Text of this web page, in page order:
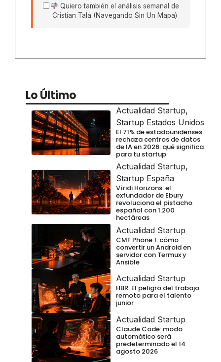
Quiero también el análisis semanal de
Cristian Tala (Navegando Sin Un Mapa)
Lo Último
Actualidad Startup,
Startup Estados Unidos
El 71% de estadounidenses
rechaza centros de datos
de IA en 2026: qué significa
para tu startup
Actualidad Startup,
Startup España
Víridi Horizons: el
exfundador de Ebury
revoluciona el pistacho
español con 1.200
hectáreas
Actualidad Startup
CMF Phone 1: cómo
convertir un Android en
servidor con Termux y
Ansible
Actualidad Startup
HBR: El peligro del trabajo
remoto para el talento
junior
Actualidad Startup
Claude Code: modo
automático será
predeterminado el 14
agosto 2026